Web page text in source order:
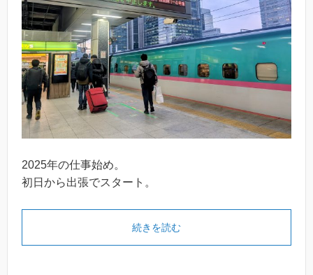
2025年の仕事始め。
初日から出張でスタート。
続きを読む